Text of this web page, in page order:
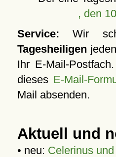
, den
Service: Wir
Tagesheiligen
Ihr E-Mail-
dieses E-Mail-
Mail absenden.
Aktuell und
• neu: Celerinus